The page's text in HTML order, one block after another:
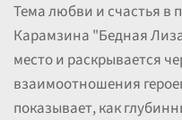
Тема любви и счастья в
Карамзина "Бедная
место и раскрывается
взаимоотношения
показывает, как